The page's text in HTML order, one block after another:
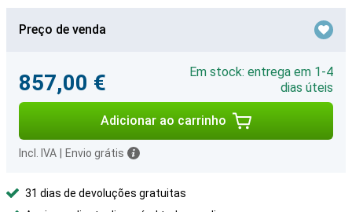
Preço de venda
857,00 €
Em stock: entrega em 1-4
dias úteis
Adicionar ao carrinho
Incl. IVA Envio grátis
31 dias de devoluções gratuitas